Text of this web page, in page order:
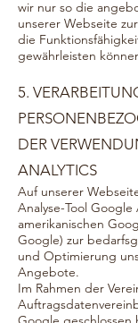
wir nur so die
unserer Webseite
die
gewährleisten
5.
DER
ANALYTICS
Auf unserer
Analyse-Tool Google
amerikanischen
Google) zur
und Optimierung
Angebote.
Im Rahmen der